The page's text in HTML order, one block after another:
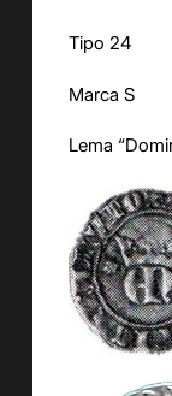
Tipo 24
Marca S
Lema